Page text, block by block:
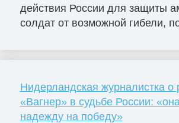
действия России для защиты
солдат от возможной гибели,
Нидерландская журналистка о
«Вагнер» в судьбе России:
надежду на победу»